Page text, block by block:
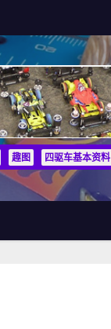
趣图 四驱车基本资料